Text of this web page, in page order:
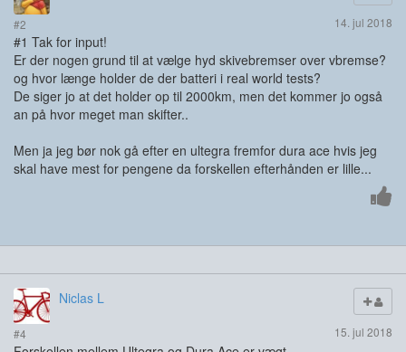
#2 14. jul 2018
#1 Tak for input!
Er der nogen grund til at vælge hyd skivebremser over vbremse?
og hvor længe holder de der batteri i real world tests?
De siger jo at det holder op til 2000km, men det kommer jo også
an på hvor meget man skifter..
Men ja jeg bør nok gå efter en ultegra fremfor dura ace hvis jeg
skal have mest for pengene da forskellen efterhånden er lille...
Niclas L
#4 15. jul 2018